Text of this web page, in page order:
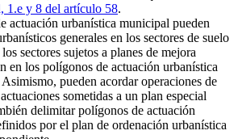
1.e y 8 del artículo 58.
actuación urbanística municipal pueden
generales en los sectores de suelo
sectores sujetos a planes de mejora
en los polígonos de actuación urbanística
pueden acordar operaciones de
sometidas a un plan especial
delimitar polígonos de actuación
por el plan de ordenación urbanística